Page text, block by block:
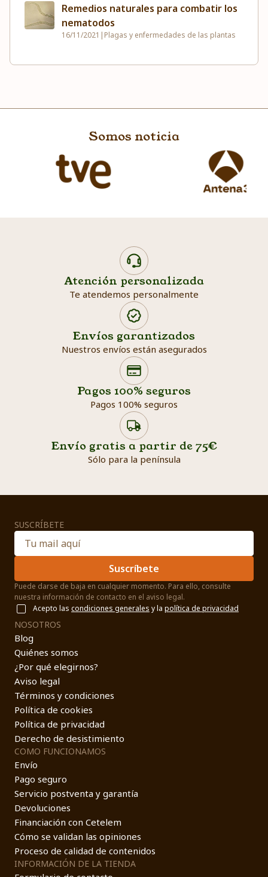
Remedios naturales para combatir los
nematodos
16/11/2021 | Plagas y enfermedades de las plantas
Somos noticia
Atención personalizada
Te atendemos personalmente
Envíos garantizados
Nuestros envíos están asegurados
Pagos 100% seguros
Pagos 100% seguros
Envío gratis a partir de 75€
Sólo para la península
Search products
SUSCRÍBETE
Suscríbete
Puede darse de baja en cualquier momento. Para ello, consulte
nuestra información de contacto en el aviso legal.
Acepto las condiciones generales y la política de privacidad
NOSOTROS
Blog
Quiénes somos
¿Por qué elegirnos?
Aviso legal
Términos y condiciones
Política de cookies
Política de privacidad
Derecho de desistimiento
COMO FUNCIONAMOS
Envío
Pago seguro
Servicio postventa y garantía
Devoluciones
Financiación con Cetelem
Cómo se validan las opiniones
Proceso de calidad de contenidos
INFORMACIÓN DE LA TIENDA